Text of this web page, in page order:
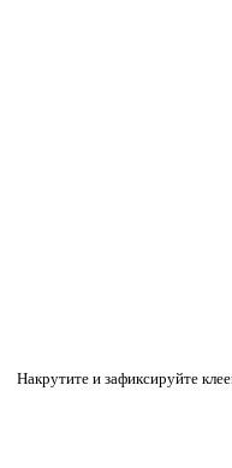
Накрутите и зафиксируйте